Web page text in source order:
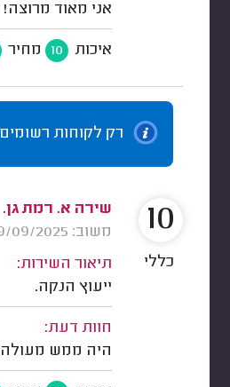
אני מאוד
איכות 10 מחיר
רק לקוחות
שירה א. רמת גן.
משוב: 09/09/2025
תיאור השירות:
ייעוץ הנקה.
חוות דעת:
היה ממש
10
כללי